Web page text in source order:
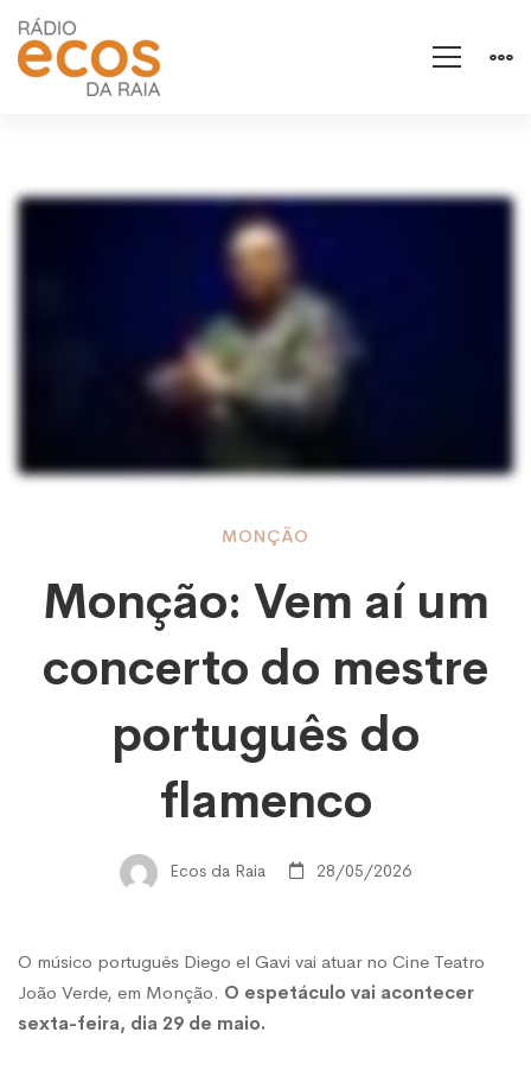
Monção:
Vem
concerto
do
mestre
MONÇÃO
Monção: Vem aí um
concerto do mestre
português do
flamenco
Ecos da Raia 28/05/2026
O músico português Diego el Gavi vai atuar no Cine Teatro
João Verde, em Monção. O espetáculo vai acontecer
sexta-feira, dia 29 de maio.